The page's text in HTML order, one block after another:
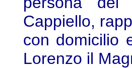
Cappiello,
con domicilio
Lorenzo il